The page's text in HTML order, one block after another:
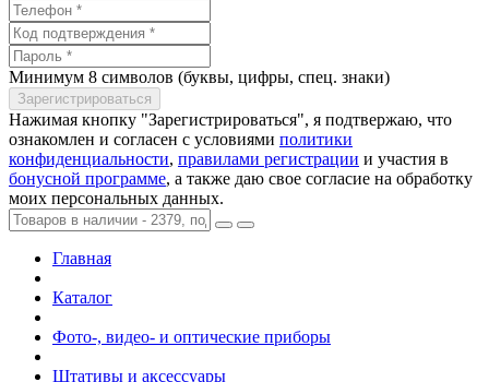
Минимум 8 символов (буквы, цифры, спец. знаки)
Нажимая кнопку "Зарегистрироваться", я подтвержаю, что
ознакомлен и согласен с условиями политики
конфиденциальности, правилами регистрации и участия в
бонусной программе, а также даю свое согласие на обработку
моих персональных данных.
Главная
Каталог
Фото-, видео- и оптические приборы
Штативы и аксессуары